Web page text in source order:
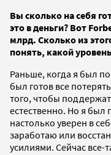
Вы сколько на себя
это в деньги? Вот
млрд. Сколько из
понять, какой
Раньше, когда я был
был готов все
того, чтобы
естественно. Но я был
настолько уверен в
заработаю или
усилиями. Сейчас все-